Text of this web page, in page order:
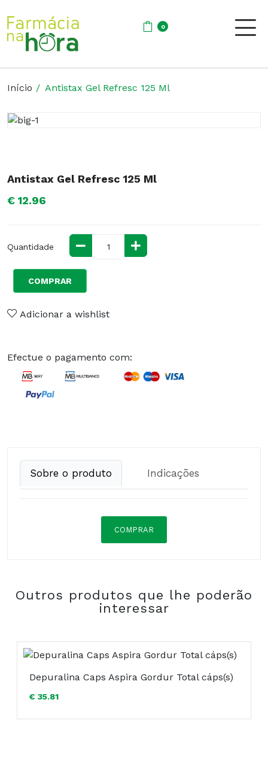
0
Início Antistax Gel Refresc 125 Ml
Antistax Gel Refresc 125 Ml
€ 12.96
Quantidade
COMPRAR
Adicionar a wishlist
Efectue o pagamento com:
Sobre o produto Indicações
COMPRAR
COMPRAR
Outros produtos que lhe poderão
interessar
Depuralina Caps Aspira Gordur Total cáps(s)
€ 35.81